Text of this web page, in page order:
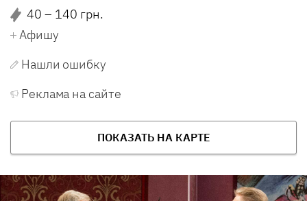
Афишу
Нашли ошибку
Реклама на сайте
40 – 140 грн.
ПОКАЗАТЬ НА КАРТЕ